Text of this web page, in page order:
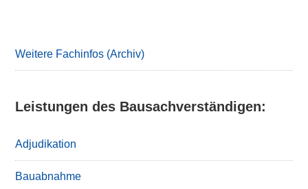
Weitere Fachinfos (Archiv)
Leistungen des Bausachverständigen:
Adjudikation
Bauabnahme